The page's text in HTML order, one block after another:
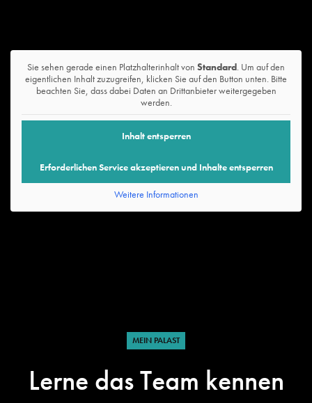
Sie sehen gerade einen Platzhalterinhalt von Standard. Um auf den
eigentlichen Inhalt zuzugreifen, klicken Sie auf den Button unten. Bitte
beachten Sie, dass dabei Daten an Drittanbieter weitergegeben
werden.
Inhalt entsperren
Erforderlichen Service akzeptieren und Inhalte entsperren
Weitere Informationen
MEIN PALAST
Lerne das Team kennen